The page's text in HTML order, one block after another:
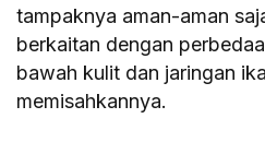
tampaknya aman-aman
berkaitan dengan
bawah kulit dan jaringan
memisahkannya.